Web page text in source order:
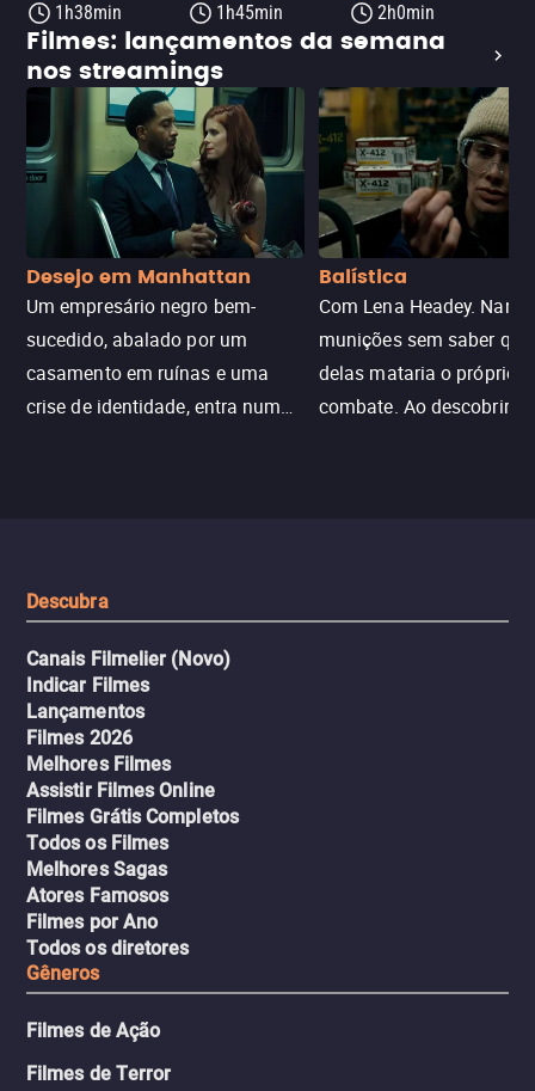
1h38min
1h45min
2h0min
Filmes: lançamentos da semana
nos streamings
Desejo em Manhattan
Um empresário negro bem-
sucedido, abalado por um
casamento em ruínas e uma
crise de identidade, entra num
Balística
Com Lena Headey.
munições sem saber
delas mataria o próprio
combate. Ao descobrir a
Descubra
Canais Filmelier (Novo)
Indicar Filmes
Lançamentos
Filmes 2026
Melhores Filmes
Assistir Filmes Online
Filmes Grátis Completos
Todos os Filmes
Melhores Sagas
Atores Famosos
Filmes por Ano
Todos os diretores
Gêneros
Filmes de Ação
Filmes de Terror